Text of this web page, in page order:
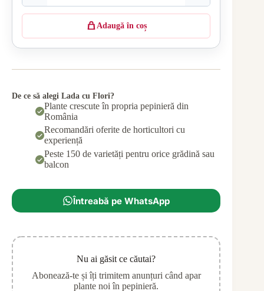
Adaugă în coș
De ce să alegi Lada cu Flori?
Plante crescute în propria pepinieră din
România
Recomandări oferite de horticultori cu
experiență
Peste 150 de varietăți pentru orice grădină sau
balcon
Întreabă pe WhatsApp
Nu ai găsit ce căutai?
Abonează-te și îți trimitem anunțuri când apar
plante noi în pepinieră.